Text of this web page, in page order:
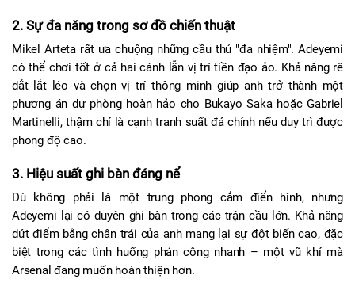
2. Sự đa năng trong sơ đồ chiến thuật
Mikel Arteta rất ưa chuộng những cầu thủ "đa nhiệm". Adeyemi
có thể chơi tốt ở cả hai cánh lẫn vị trí tiền đạo ảo. Khả năng rê
dắt lắt léo và chọn vị trí thông minh giúp anh trở thành một
phương án dự phòng hoàn hảo cho Bukayo Saka hoặc Gabriel
Martinelli, thậm chí là cạnh tranh suất đá chính nếu duy trì được
phong độ cao.
3. Hiệu suất ghi bàn đáng nể
Dù không phải là một trung phong cắm điển hình, nhưng
Adeyemi lại có duyên ghi bàn trong các trận cầu lớn. Khả năng
dứt điểm bằng chân trái của anh mang lại sự đột biến cao, đặc
biệt trong các tình huống phản công nhanh – một vũ khí mà
Arsenal đang muốn hoàn thiện hơn.